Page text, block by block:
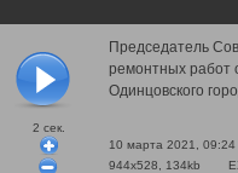
2 сек.
Председатель
ремонтных работ
Одинцовского
10 марта 2021, 09:24
944x528, 134kb